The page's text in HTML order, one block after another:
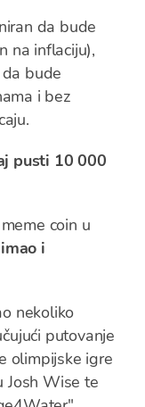
da bude
na inflaciju),
bude
i bez
pusti 10 000
coin u
imao i
nekoliko
putovanje
olimpijske igre
Josh Wise te